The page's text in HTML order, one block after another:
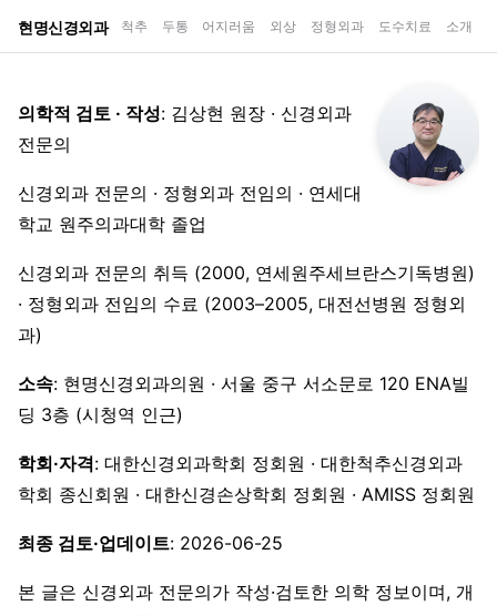
현명신경외과 척추 두통 어지러움 외상 정형외과 도수치료 소개
의학적 검토 · 작성: 김상현 원장 · 신경외과
전문의
신경외과 전문의 · 정형외과 전임의 · 연세대
학교 원주의과대학 졸업
신경외과 전문의 취득 (2000, 연세원주세브란스기독병원)
· 정형외과 전임의 수료 (2003–2005, 대전선병원 정형외
과)
소속: 현명신경외과의원 · 서울 중구 서소문로 120 ENA빌
딩 3층 (시청역 인근)
학회·자격: 대한신경외과학회 정회원 · 대한척추신경외과
학회 종신회원 · 대한신경손상학회 정회원 · AMISS 정회원
최종 검토·업데이트: 2026-06-25
본 글은 신경외과 전문의가 작성·검토한 의학 정보이며, 개